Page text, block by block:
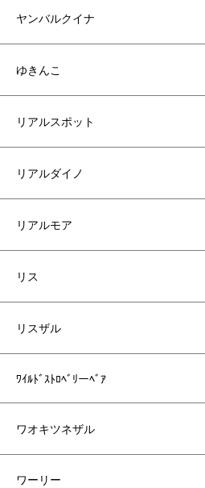
ヤンバルクイナ
ゆきんこ
リアルスポット
リアルダイノ
リアルモア
リス
リスザル
ﾜｲﾙﾄﾞｽﾄﾛﾍﾞﾘーﾍﾞｱ
ワオキツネザル
ワーリー